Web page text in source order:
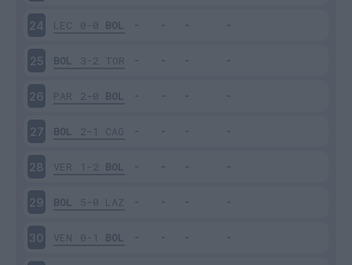
24 LEC 0-0 BOL
25 BOL 3-2 TOR
26 PAR 2-0 BOL
27 BOL 2-1 CAG
28 VER 1-2 BOL
29 BOL 5-0 LAZ
30 VEN 0-1 BOL